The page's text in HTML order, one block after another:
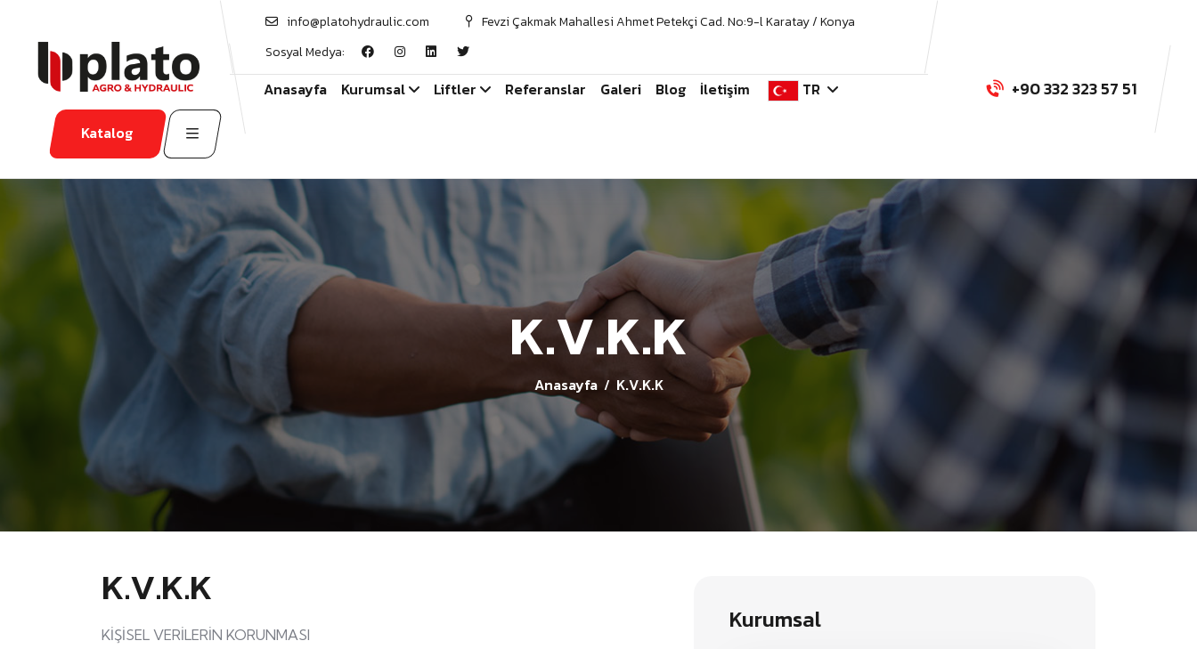
info@platohydraulic.com
Fevzi Çakmak Mahallesi Ahmet Petekçi Cad. No:9-l Karatay / Konya
Sosyal Medya:
Anasayfa Kurumsal Liftler Referanslar Galeri Blog İletişim TR +90 332 323 57 51
Katalog
K.V.K.K
Anasayfa K.V.K.K
K.V.K.K
KİŞİSEL VERİLERİN KORUNMASI
Kurumsal